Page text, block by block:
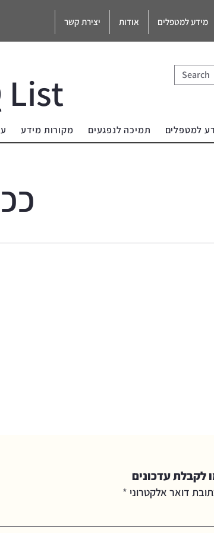
מידע למטפלים אודות יצירת קשר
List
מקורות מידע תמיכה לנפגעים למטפלים
לקבלת עדכונים
דואר אלקטרוני